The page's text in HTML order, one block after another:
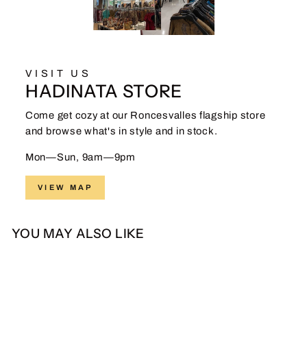
VISIT US
HADINATA STORE
Come get cozy at our Roncesvalles flagship store
and browse what's in style and in stock.
Mon—Sun, 9am—9pm
VIEW MAP
YOU MAY ALSO LIKE